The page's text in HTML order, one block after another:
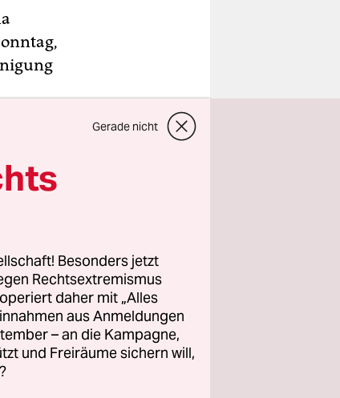
Zeit
In
Gerade nicht
Besonders jetzt
Rechtsextremismus
daher mit „Alles
aus Anmeldungen
– an die Kampagne,
und Freiräume sichern will,